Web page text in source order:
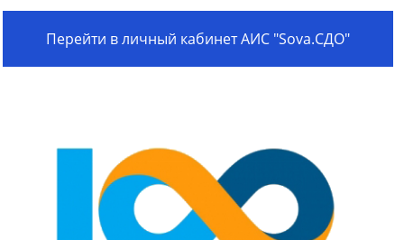
Перейти в личный кабинет АИС "Sova.СДО"